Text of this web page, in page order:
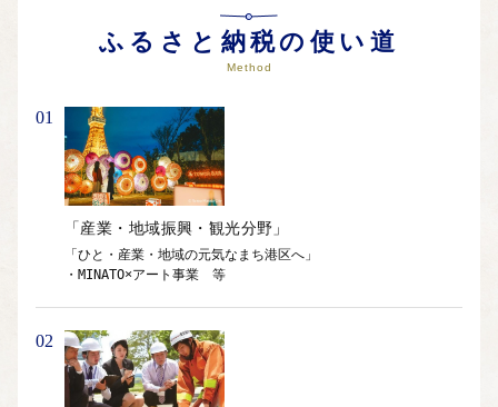
ふるさと納税の使い道
Method
01
「産業・地域振興・観光分野」
「ひと・産業・地域の元気なまち港区へ」
・MINATO×アート事業　等
02